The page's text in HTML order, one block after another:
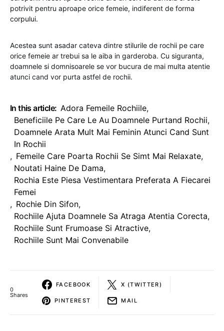
potrivit pentru aproape orice femeie, indiferent de forma
corpului.
Acestea sunt asadar cateva dintre stilurile de rochii pe care
orice femeie ar trebui sa le aiba in garderoba. Cu siguranta,
doamnele si domnisoarele se vor bucura de mai multa atentie
atunci cand vor purta astfel de rochii.
In this article: Adora Femeile Rochiile,
Beneficiile Pe Care Le Au Doamnele Purtand Rochii,
Doamnele Arata Mult Mai Feminin Atunci Cand Sunt
In Rochii
, Femeile Care Poarta Rochii Se Simt Mai Relaxate,
Noutati Haine De Dama,
Rochia Este Piesa Vestimentara Preferata A Fiecarei
Femei
, Rochie Din Sifon,
Rochiile Ajuta Doamnele Sa Atraga Atentia Corecta,
Rochiile Sunt Frumoase Si Atractive,
Rochiile Sunt Mai Convenabile
0
Shares
FACEBOOK X (TWITTER)
PINTEREST MAIL